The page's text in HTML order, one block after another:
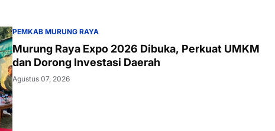
PEMKAB MURUNG RAYA
Murung Raya Expo 2026 Dibuka, Perkuat UMKM
dan Dorong Investasi Daerah
Agustus 07, 2026